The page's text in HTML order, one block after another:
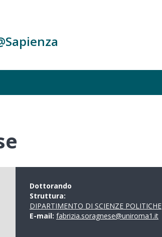
Dottorando
Struttura:
DIPARTIMENTO DI SCIENZE POLITICHE
E-mail: fabrizia.soragnese@uniroma1.it